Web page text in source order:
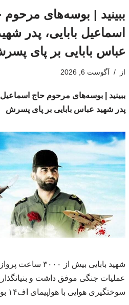
ببینید | بوسه‌های مرحوم
اسماعیل بابایی، پدر
عباس بابایی بر پای
از آگوست 6, 2026
ببینید | بوسه‌های مرحوم حاج اسماعیل
پدر شهید عباس بابایی بر پای پسرش
عملیات جنگی موفق داشت و بنیانگذار
سوختگیری هوایی با هواپیمای اف۱۴ بود./تسنیم